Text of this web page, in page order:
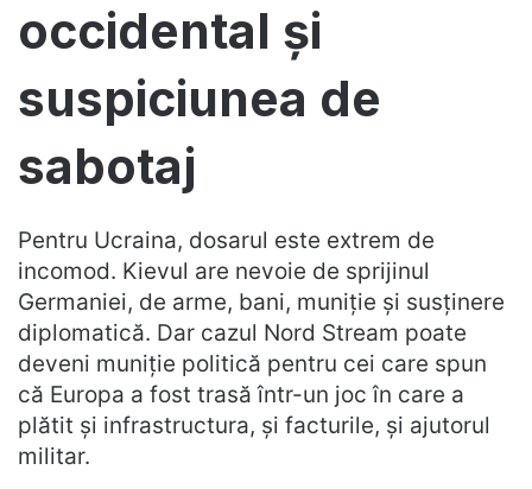
occidental și
suspiciunea de
sabotaj
Pentru Ucraina, dosarul este extrem de
incomod. Kievul are nevoie de sprijinul
Germaniei, de arme, bani, muniție și susținere
diplomatică. Dar cazul Nord Stream poate
deveni muniție politică pentru cei care spun
că Europa a fost trasă într-un joc în care a
plătit și infrastructura, și facturile, și ajutorul
militar.